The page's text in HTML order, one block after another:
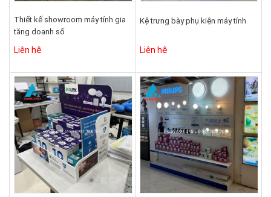
Thiết kế showroom máy tính gia
tăng doanh số
Liên hệ
Kệ trưng bày phụ kiện máy tính
Liên hệ